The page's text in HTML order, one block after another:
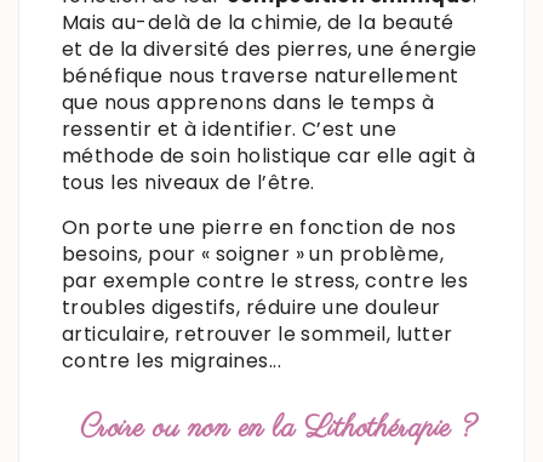
Mais au-delà de la chimie, de la beauté
et de la diversité des pierres, une énergie
bénéfique nous traverse naturellement
que nous apprenons dans le temps à
ressentir et à identifier. C’est une
méthode de soin holistique car elle agit à
tous les niveaux de l’être.
On porte une pierre en fonction de nos
besoins, pour « soigner » un problème,
par exemple contre le stress, contre les
troubles digestifs, réduire une douleur
articulaire, retrouver le sommeil, lutter
contre les migraines...
Croire ou non en la Lithothérapie ?